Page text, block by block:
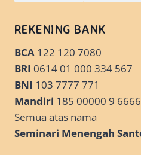
REKENING BANK
BCA 122 120 7080
BRI 0614 01 000 334 567
BNI 103 7777 771
Mandiri 185 00000 9 6666
Semua atas nama
Seminari Menengah